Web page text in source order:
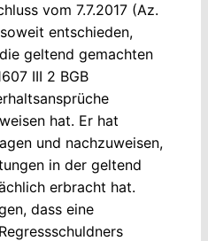
vom 7.7.2017 (Az.
entschieden,
geltend gemachten
III 2 BGB
hat. Er hat
und nachzuweisen,
in der geltend
erbracht hat.
dass eine